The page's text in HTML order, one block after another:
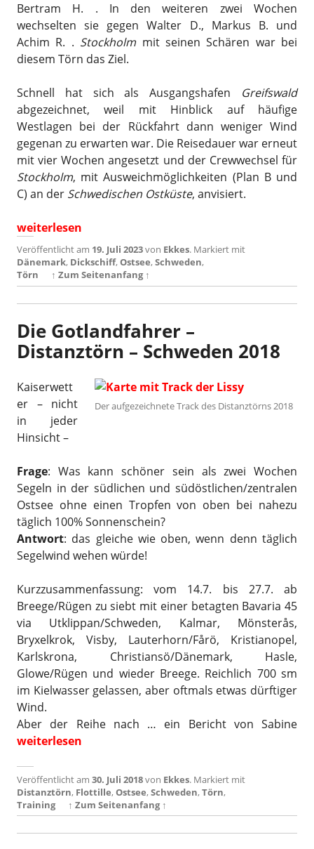
Bertram H. . In den weiteren zwei Wochen
wechselten sie gegen Walter D., Markus B. und
Achim R. . Stockholmmit seinen Schären war bei
diesem Törn das Ziel.
Schnell hat sich als Ausgangshafen Greifswald
abgezeichnet, weil mit Hinblick auf häufige
Westlagen bei der Rückfahrt dann weniger Wind
gegenan zu erwarten war. Die Reisedauer war erneut
mit vier Wochen angesetzt und der Crewwechsel für
Stockholm, mit Ausweichmöglichkeiten (Plan B und
C) an der Schwedischen Ostküste, anvisiert.
„Einmal Stockholm & zurück – Sommer 2023“
weiterlesen
Veröffentlicht am 19. Juli 2023von Ekkes. Markiert mit
Dänemark, Dickschiff,Ostsee,Schweden,
Törn
↑ Zum Seitenanfang ↑
Die Gotlandfahrer –
Distanztörn – Schweden 2018
Der aufgezeichnete Track des Distanztörns 2018
Kaiserwett
er – nicht
in jeder
Hinsicht –
Frage: Was kann schöner sein als zwei Wochen
Segeln in der südlichen und südöstlichen/zentralen
Ostsee ohne einen Tropfen von oben bei nahezu
täglich 100% Sonnenschein?
Antwort: das gleiche wie oben, wenn denn täglich
Segelwind wehen würde!
Kurzzusammenfassung: vom 14.7. bis 27.7. ab
Breege/Rügen zu siebt mit einer betagten Bavaria 45
via Utklippan/Schweden, Kalmar, Mönsterås,
Bryxelkrok, Visby, Lauterhorn/Fårö, Kristianopel,
Karlskrona, Christiansö/Dänemark, Hasle,
Glowe/Rügen und wieder Breege. Reichlich 700 sm
im Kielwasser gelassen, aber oftmals etwas dürftiger
Wind.
Aber der Reihe nach … ein Bericht von Sabine
„Die Gotlandfahrer – Distanztörn – Schweden 2018“
weiterlesen
Veröffentlicht am 30. Juli 2018von Ekkes. Markiert mit
Distanztörn, Flottille,Ostsee,Schweden,Törn,
Training
↑ Zum Seitenanfang ↑